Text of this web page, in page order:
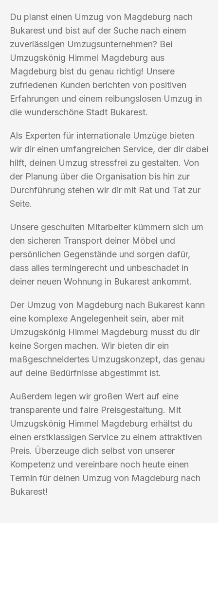
Du planst einen Umzug von Magdeburg nach
Bukarest und bist auf der Suche nach einem
zuverlässigen Umzugsunternehmen? Bei
Umzugskönig Himmel Magdeburg aus
Magdeburg bist du genau richtig! Unsere
zufriedenen Kunden berichten von positiven
Erfahrungen und einem reibungslosen Umzug in
die wunderschöne Stadt Bukarest.
Als Experten für internationale Umzüge bieten
wir dir einen umfangreichen Service, der dir dabei
hilft, deinen Umzug stressfrei zu gestalten. Von
der Planung über die Organisation bis hin zur
Durchführung stehen wir dir mit Rat und Tat zur
Seite.
Unsere geschulten Mitarbeiter kümmern sich um
den sicheren Transport deiner Möbel und
persönlichen Gegenstände und sorgen dafür,
dass alles termingerecht und unbeschadet in
deiner neuen Wohnung in Bukarest ankommt.
Der Umzug von Magdeburg nach Bukarest kann
eine komplexe Angelegenheit sein, aber mit
Umzugskönig Himmel Magdeburg musst du dir
keine Sorgen machen. Wir bieten dir ein
maßgeschneidertes Umzugskonzept, das genau
auf deine Bedürfnisse abgestimmt ist.
Außerdem legen wir großen Wert auf eine
transparente und faire Preisgestaltung. Mit
Umzugskönig Himmel Magdeburg erhältst du
einen erstklassigen Service zu einem attraktiven
Preis. Überzeuge dich selbst von unserer
Kompetenz und vereinbare noch heute einen
Termin für deinen Umzug von Magdeburg nach
Bukarest!